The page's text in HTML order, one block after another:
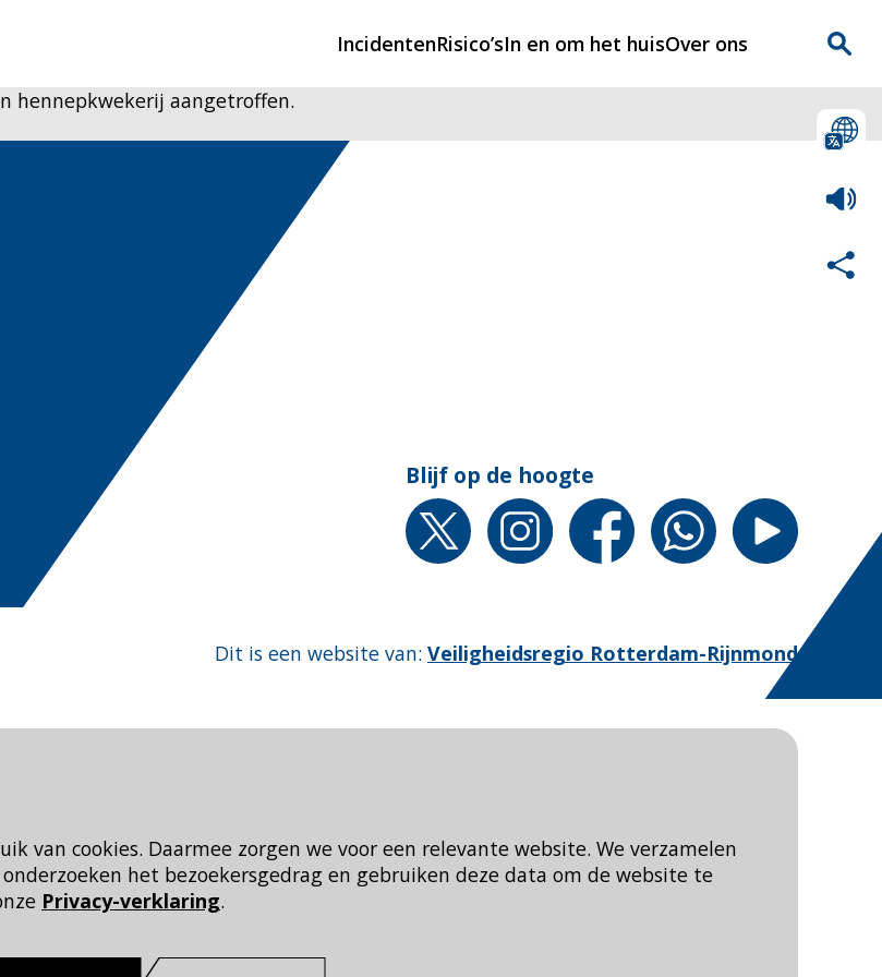
van cookies. Daarmee zorgen we voor een relevante website. We verzamelen
het bezoekersgedrag en gebruiken deze data om de website te
Privacy-verklaring.
Incidenten
Hulpdiensten nodig?
CIN-meldingen
Risico’sIn en om het huisOver ons
hennepkwekerij aangetroffen.
Blijf op de hoogte
Dit is een website van: Veiligheidsregio Rotterdam-Rijnmond